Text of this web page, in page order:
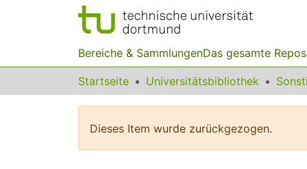
Bereiche & SammlungenDas gesamte
Startseite Universitätsbibliothek
Dieses Item wurde zurückgezogen.